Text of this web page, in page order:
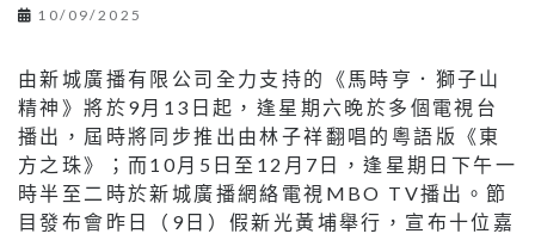
10/09/2025
由新城廣播有限公司全力支持的《馬時亨．獅子山
精神》將於9月13日起，逢星期六晚於多個電視台
播出，屆時將同步推出由林子祥翻唱的粵語版《東
方之珠》；而10月5日至12月7日，逢星期日下午一
時半至二時於新城廣播網絡電視MBO TV播出。節
目發布會昨日（9日）假新光黃埔舉行，宣布十位嘉